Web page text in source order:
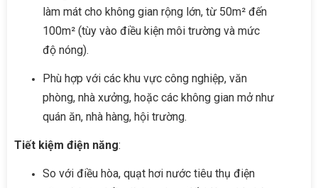
làm mát cho không gian rộng lớn, từ 50m² đến
100m² (tùy vào điều kiện môi trường và mức
độ nóng).
Phù hợp với các khu vực công nghiệp, văn
phòng, nhà xưởng, hoặc các không gian mở như
quán ăn, nhà hàng, hội trường.
Tiết kiệm điện năng:
So với điều hòa, quạt hơi nước tiêu thụ điện